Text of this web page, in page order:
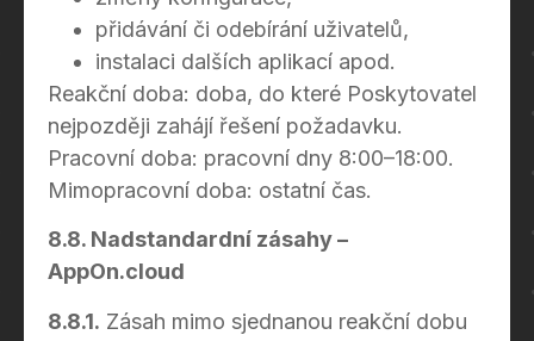
přidávání či odebírání uživatelů,
instalaci dalších aplikací apod.
Reakční doba: doba, do které Poskytovatel
nejpozději zahájí řešení požadavku.
Pracovní doba: pracovní dny 8:00–18:00.
Mimopracovní doba: ostatní čas.
8.8. Nadstandardní zásahy –
AppOn.cloud
8.8.1. Zásah mimo sjednanou reakční dobu